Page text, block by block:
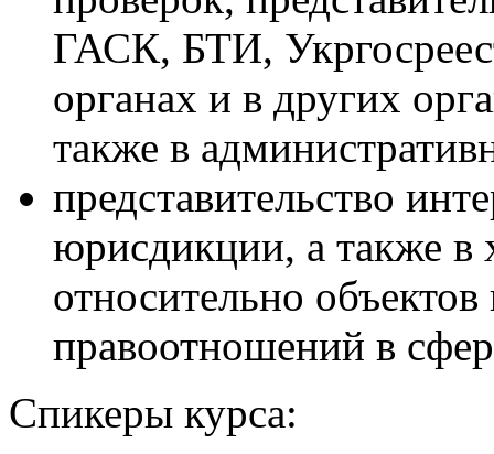
ГАСК, БТИ,
органах и в других
также в
представительство
юрисдикции, а также в
относительно
правоотношений в
Спикеры курса: